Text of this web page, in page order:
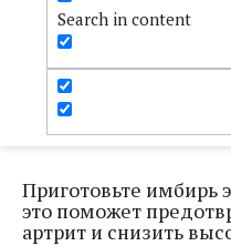
Search in content
Приготовьте имбирь
это поможет
артрит и снизить